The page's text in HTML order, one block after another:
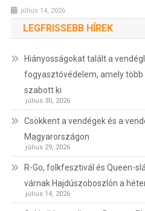
július 14, 2026
LEGFRISSEBB HÍREK
Hiányosságokat talált a
fogyasztóvédelem, amely
szabott ki
július 30, 2026
Csökkent a vendégek és a
Magyarországon
július 29, 2026
R-Go, folkfesztivál és Queen-
várnak Hajdúszoboszlón a
július 14, 2026